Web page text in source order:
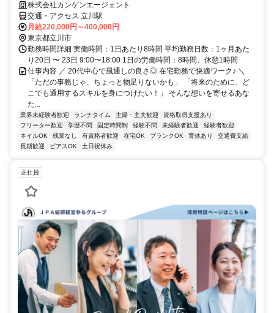
株式会社カンゲンエージェント
交通・アクセス 立川駅
月給220,000円～400,000円
東京都立川市
勤務時間詳細 実働時間：1日あたり8時間 平均勤務日数：1ヶ月あた
り20日 〜 23日 9:00〜18:00 1日の労働時間：8時間、休憩1時間
仕事内容 ／ 20代中心で風通しの良さ◎ 在宅勤務で快適ワーク♪ ＼
「ただの事務じゃ、ちょっと物足りないかも」 「将来のために、ど
こでも通用するスキルを身につけたい！」 そんな想いを寄せるあな
た...
業界未経験者歓迎 ランチタイム 主婦・主夫歓迎
資格取得支援あり
フリーター歓迎
学歴不問 固定時間制 経験不問 未経験者歓迎
経験者歓迎
ネイルOK
残業なし 有資格者歓迎 在宅OK ブランクOK 育休あり
交通費支給
長期歓迎
ピアスOK 土日祝休み
正社員